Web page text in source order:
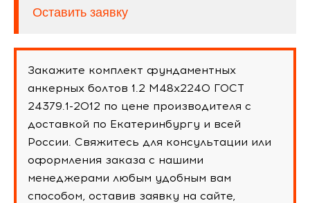
Оставить заявку
Закажите комплект фундаментных
анкерных болтов 1.2 М48х2240 ГОСТ
24379.1-2012 по цене производителя с
доставкой по Екатеринбургу и всей
России. Свяжитесь для консультации или
оформления заказа с нашими
менеджерами любым удобным вам
способом, оставив заявку на сайте,